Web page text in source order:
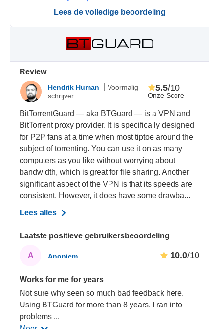
Lees de volledige beoordeling
Review
Hendrik Human
Voormalig
schrijver
Onze Score
5.5/10
BitTorrentGuard — aka BTGuard — is a VPN and
BitTorrent proxy provider. It is specifically designed
for P2P fans at a time when most tiptoe around the
subject of torrenting. You can use it on as many
computers as you like without worrying about
bandwidth, which is great for file sharing. Another
significant aspect of the VPN is that its speeds are
consistent. However, it does have some drawba...
Lees alles
Laatste positieve gebruikersbeoordeling
A Anoniem 10.0/10
Works for me for years
Not sure why seen so much bad feedback here.
Using BTGuard for more than 8 years. I ran into
problems ...